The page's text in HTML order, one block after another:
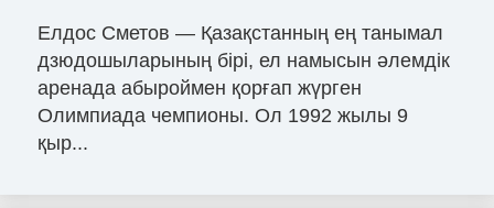
Елдос Сметов — Қазақстанның ең танымал
дзюдошыларының бірі, ел намысын әлемдік
аренада абыроймен қорғап жүрген
Олимпиада чемпионы. Ол 1992 жылы 9
қыр...